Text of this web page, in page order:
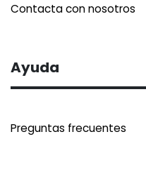
Contacta con nosotros
Ayuda
Preguntas frecuentes